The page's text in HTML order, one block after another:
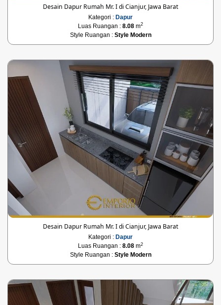
Desain Dapur Rumah Mr. I di Cianjur, Jawa Barat
Kategori : Dapur
Luas Ruangan : 8.08 m2
Style Ruangan : Style Modern
Desain Dapur Rumah Mr. I di Cianjur, Jawa Barat
Kategori : Dapur
Luas Ruangan : 8.08 m2
Style Ruangan : Style Modern